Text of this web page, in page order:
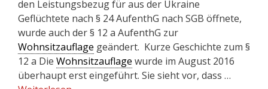
den Leistungsbezug für aus der Ukraine
Geflüchtete nach § 24 AufenthG nach SGB öffnete,
wurde auch der § 12 a AufenthG zur
Wohnsitzauflage geändert. Kurze Geschichte zum §
12 a Die Wohnsitzauflage wurde im August 2016
überhaupt erst eingeführt. Sie sieht vor, dass …